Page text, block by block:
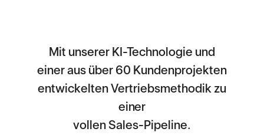
Mit unserer KI-Technologie und
einer aus über 60 Kundenprojekten
entwickelten Vertriebsmethodik zu
einer
vollen Sales-Pipeline.